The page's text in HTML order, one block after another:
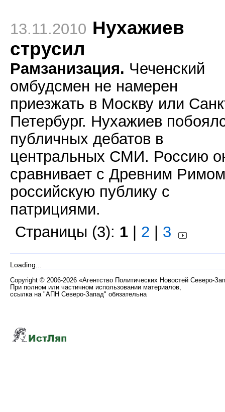
13.11.2010 Нухажиев
струсил
Рамзанизация. Чеченский
омбудсмен не намерен
приезжать в Москву или
Петербург. Нухажиев
публичных дебатов в
центральных СМИ. Россию
сравнивает с Древним
российскую публику с
патрициями.
Страницы (3): 1 2 3
Loading...
Copyright © 2006-2026 «Агентство Политических Новостей Северо-
При полном или частичном использовании материалов,
ссылка на "АПН Северо-Запад" обязательна